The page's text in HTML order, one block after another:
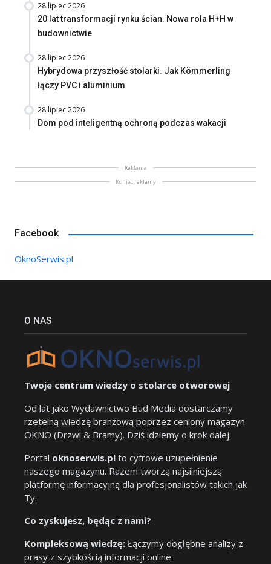
28 lipiec 2026
20 lat transformacji rynku ścian. Nowa rola H+H w
budownictwie
28 lipiec 2026
Hybrydowa przyszłość stolarki. Jak Kömmerling
łączy PVC i aluminium
28 lipiec 2026
Dom pod inteligentną ochroną podczas wakacji
Reklama
Koniec reklamy
Facebook
OknoSerwis.pl
O NAS
Twoje centrum wiedzy o stolarce otworowej
Od lat jako Wydawnictwo Bud Media dostarczamy
rzetelną wiedzę branżową poprzez ceniony magazyn
OKNO (Drzwi & Bramy). Dziś idziemy o krok dalej.
Portal oknoserwis.pl to cyfrowe uzupełnienie
naszego magazynu. Razem tworzą najsilniejszą
platformę informacyjną dla profesjonalistów takich jak
Ty.
Co zyskujesz, będąc z nami?
Kompleksową wiedzę: Łączymy dogłębne analizy z
prasy z szybkością informacji online.